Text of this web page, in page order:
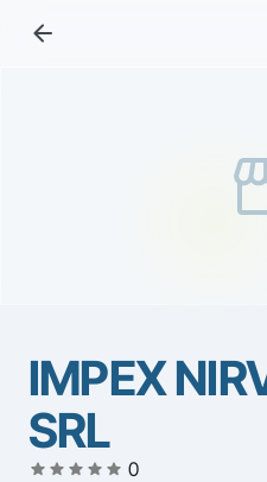
arrow_back
IMPEX
SRL
star star star star star 0